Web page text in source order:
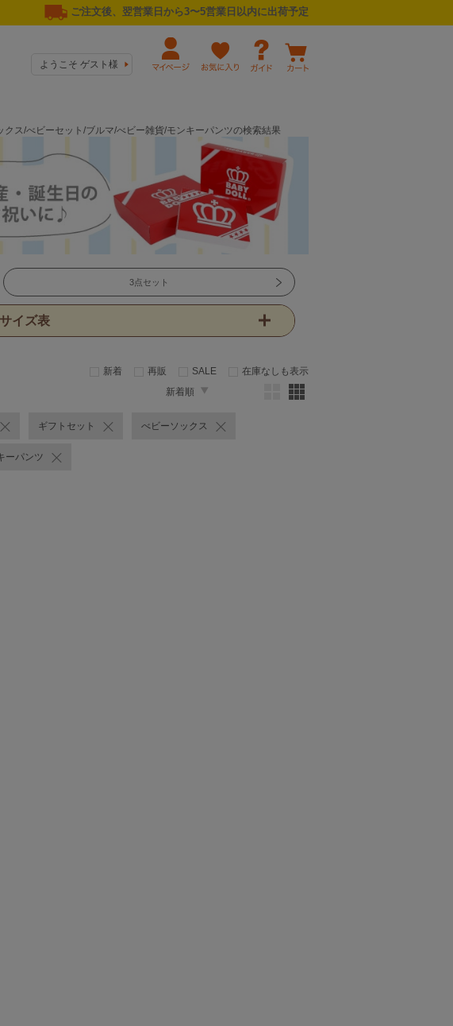
ご注文後、翌営業日から3〜5営業日以内に出荷予定
ようこそ ゲスト様
ス/べビーセット/ブルマ/べビー雑貨/モンキーパンツの検索結果
3点セット
イズ表
新着 再販 SALE
在庫なしも表示
新着順
ギフトセット べビーソックス
ーパンツ